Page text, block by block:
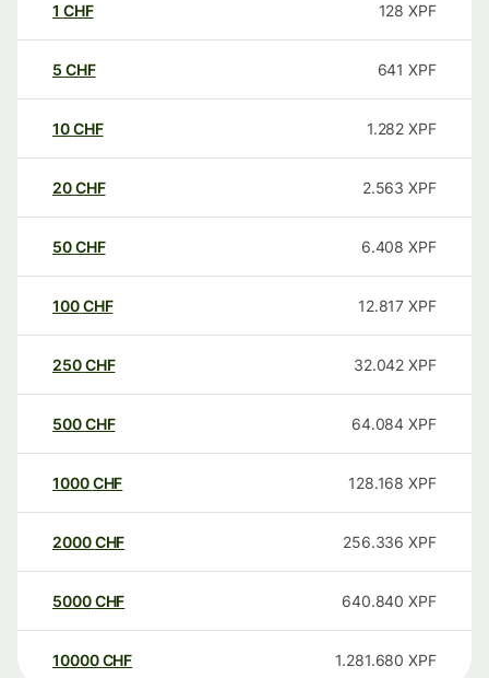
1 CHF 128 XPF
5 CHF 641 XPF
10CHF 1.282 XPF
20CHF 2.563 XPF
50CHF 6.408 XPF
100CHF 12.817 XPF
250CHF 32.042 XPF
500CHF 64.084 XPF
1000CHF 128.168 XPF
2000CHF 256.336 XPF
5000CHF 640.840 XPF
10000 CHF 1.281.680 XPF